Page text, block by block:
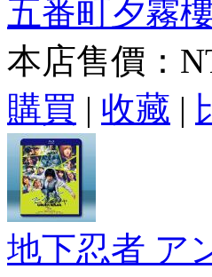
五番町夕霧
本店售價：
購買 | 收藏 |
地下忍者 ア